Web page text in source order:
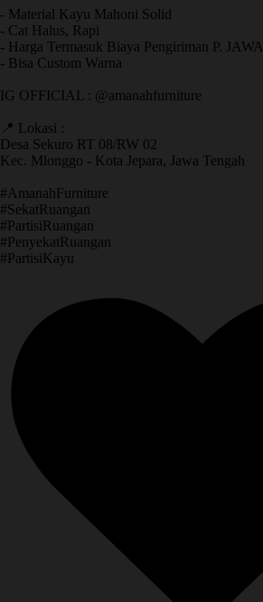
- Material Kayu Mahoni Solid
- Cat Halus, Rapi
- Harga Termasuk Biaya Pengiriman P. JAWA
- Bisa Custom Warna
IG OFFICIAL : @amanahfurniture
📍 Lokasi :
Desa Sekuro RT 08/RW 02
Kec. Mlonggo - Kota Jepara, Jawa Tengah
​#AmanahFurniture
​#SekatRuangan
​#PartisiRuangan
​#PenyekatRuangan
​#PartisiKayu